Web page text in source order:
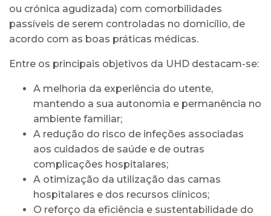
ou crónica agudizada) com comorbilidades
passíveis de serem controladas no domicílio, de
acordo com as boas práticas médicas.
Entre os principais objetivos da UHD destacam-se:
A melhoria da experiência do utente,
mantendo a sua autonomia e permanência no
ambiente familiar;
A redução do risco de infeções associadas
aos cuidados de saúde e de outras
complicações hospitalares;
A otimização da utilização das camas
hospitalares e dos recursos clínicos;
O reforço da eficiência e sustentabilidade do